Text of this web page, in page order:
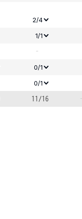
2/4
1/1
-
0/1
0/1
11/16